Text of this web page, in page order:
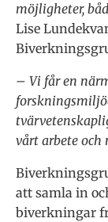
möjligheter,
Lise
– Vi får en
vårt arbete och
att samla in
biverkningar